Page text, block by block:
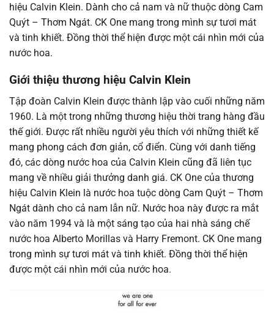
hiệu Calvin Klein. Dành cho cả nam và nữ thuộc dòng Cam
Quýt – Thơm Ngát. CK One mang trong mình sự tươi mát
và tinh khiết. Đồng thời thể hiện được một cái nhìn mới của
nước hoa.
Giới thiệu thương hiệu Calvin Klein
Tập đoàn Calvin Klein được thành lập vào cuối những năm
1960. Là một trong những thương hiệu thời trang hàng đầu
thế giới. Được rất nhiều người yêu thích với những thiết kế
mang phong cách đơn giản, cổ điển. Cùng với danh tiếng
đó, các dòng nước hoa của Calvin Klein cũng đã liên tục
mang về nhiều giải thưởng danh giá. CK One của thương
hiệu Calvin Klein là nước hoa tuộc dòng Cam Quýt – Thơm
Ngát dành cho cả nam lẫn nữ. Nước hoa này được ra mắt
vào năm 1994 và là một sáng tạo của hai nhà sáng chế
nước hoa Alberto Morillas và Harry Fremont. CK One mang
trong mình sự tươi mát và tinh khiết. Đồng thời thể hiện
được một cái nhìn mới của nước hoa.